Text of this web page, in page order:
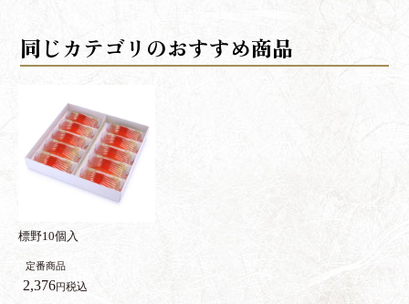
同じカテゴリのおすすめ商品
標野10個入
定番商品
2,376 税込